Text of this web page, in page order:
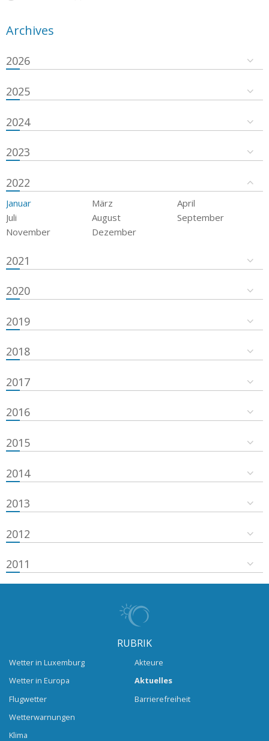
Archives
2026
2025
2024
2023
2022
Januar März
April
Juli
August
September
November
Dezember
2021
2020
2019
2018
2017
2016
2015
2014
2013
2012
2011
RUBRIK
Wetter in Luxemburg
Wetter in Europa
Flugwetter
Wetterwarnungen
Klima
Akteure
Aktuelles
Barrierefreiheit